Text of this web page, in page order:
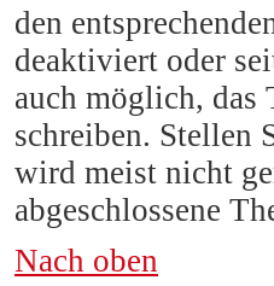
den
deaktiviert oder
auch möglich, das
schreiben. Stellen
wird meist nicht
abgeschlossene
Nach oben